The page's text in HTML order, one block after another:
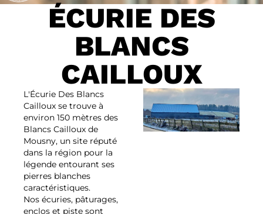
ÉCURIE DES
BLANCS
CAILLOUX
L'Écurie Des Blancs
Cailloux se trouve à
environ 150 mètres des
Blancs Cailloux de
Mousny, un site réputé
dans la région pour la
légende entourant ses
pierres blanches
caractéristiques.
Nos écuries, pâturages,
enclos et piste sont